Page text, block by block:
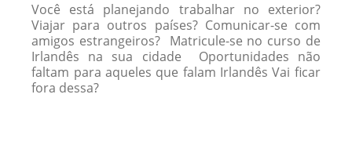
Você está planejando trabalhar no exterior?
Viajar para outros países? Comunicar-se com
amigos estrangeiros? Matricule-se no curso de
Irlandês na sua cidade Oportunidades não
faltam para aqueles que falam Irlandês Vai ficar
fora dessa?